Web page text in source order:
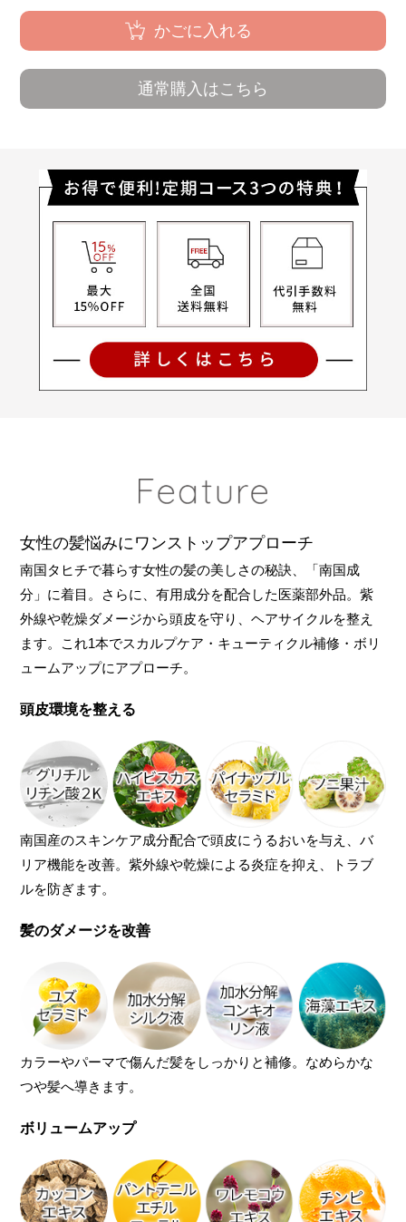
かごに入れる
通常購入はこちら
女性の髪悩みにワンストップアプローチ
南国タヒチで暮らす女性の髪の美しさの秘訣、「南国成
分」に着目。さらに、有用成分を配合した医薬部外品。紫
外線や乾燥ダメージから頭皮を守り、ヘアサイクルを整え
ます。これ1本でスカルプケア・キューティクル補修・ボリ
ュームアップにアプローチ。
頭皮環境を整える
南国産のスキンケア成分配合で頭皮にうるおいを与え、バ
リア機能を改善。紫外線や乾燥による炎症を抑え、トラブ
ルを防ぎます。
髪のダメージを改善
カラーやパーマで傷んだ髪をしっかりと補修。なめらかな
つや髪へ導きます。
ボリュームアップ